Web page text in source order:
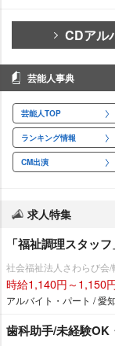
CDアル
芸能人事典
芸能人TOP
ランキング情報
CM出演
求人特集
「福祉調理スタッ
社会福祉法人さわらび会
時給1,140円～1,150
アルバイト・パート / 愛
歯科助手/未経験OK